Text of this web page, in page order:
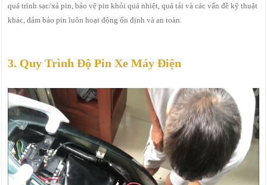
quá trình sạc/xả pin, bảo vệ pin khỏi quá nhiệt, quá tải và các vấn đề kỹ thuật
khác, đảm bảo pin luôn hoạt động ổn định và an toàn.
3. Quy Trình Độ Pin Xe Máy Điện